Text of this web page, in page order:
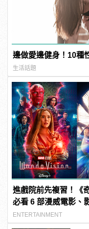
邊做愛邊健身！10種
生活話題
進戲院前先複習！《
必看 6 部漫威電影、
ENTERTAINMENT